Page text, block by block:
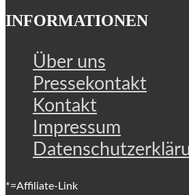
INFORMATIONEN
Über uns
Pressekontakt
Kontakt
Impressum
*=Affiliate-Link